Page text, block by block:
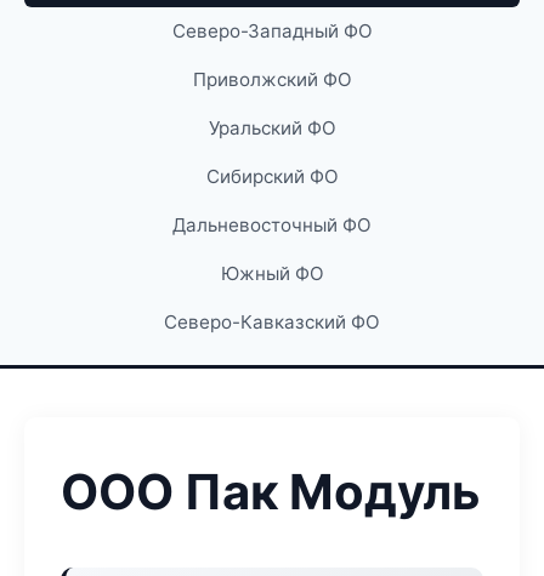
Северо-Западный ФО
Приволжский ФО
Уральский ФО
Сибирский ФО
Дальневосточный ФО
Южный ФО
Северо-Кавказский ФО
ООО Пак Модуль